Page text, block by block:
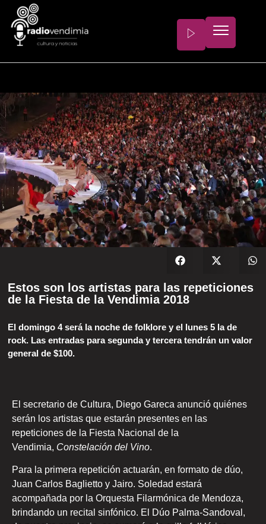
Estos son los artistas para las repeticiones
de la Fiesta de la Vendimia 2018
El domingo 4 será la noche de folklore y el lunes 5 la de
rock. Las entradas para segunda y tercera tendrán un valor
general de $100.
El secretario de Cultura, Diego Gareca anunció quiénes
serán los artistas que estarán presentes en las
repeticiones de la Fiesta Nacional de la
Vendimia, Constelación del Vino.
Para la primera repetición actuarán, en formato de dúo,
Juan Carlos Baglietto y Jairo. Soledad estará
acompañada por la Orquesta Filarmónica de Mendoza,
brindando un recital sinfónico. El Dúo Palma-Sandoval,